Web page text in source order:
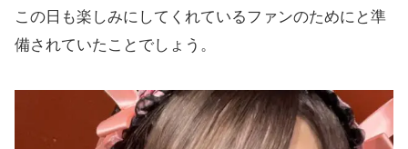
この日も楽しみにしてくれているファンのためにと準
備されていたことでしょう。